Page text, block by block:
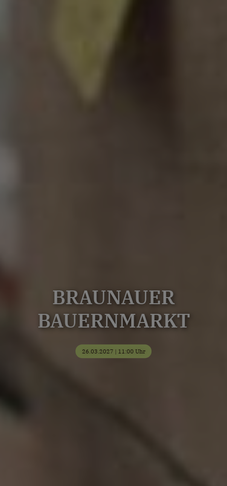
BRAUNAUER
BAUERNMARKT
26.03.2027 | 11:00 Uhr